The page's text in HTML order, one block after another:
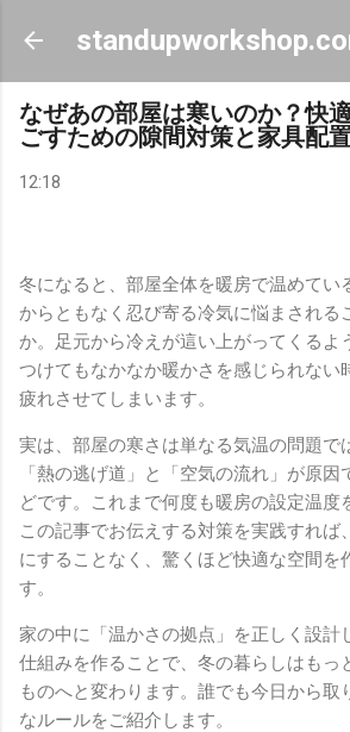
スキップしてメイン コンテン
なぜあの部屋は寒いのか？快
ごすための隙間対策と家具配
12:18
冬になると、部屋全体を暖房で温めてい
からともなく忍び寄る冷気に悩まされる
か。足元から冷えが這い上がってくるよ
つけてもなかなか暖かさを感じられない
疲れさせてしまいます。
実は、部屋の寒さは単なる気温の問題で
「熱の逃げ道」と「空気の流れ」が原
どです。これまで何度も暖房の設定温度
この記事でお伝えする対策を実践すれば
にすることなく、驚くほど快適な空間を
す。
家の中に「温かさの拠点」を正しく設計
仕組みを作ることで、冬の暮らしはもっ
ものへと変わります。誰でも今日から取
なルールをご紹介します。